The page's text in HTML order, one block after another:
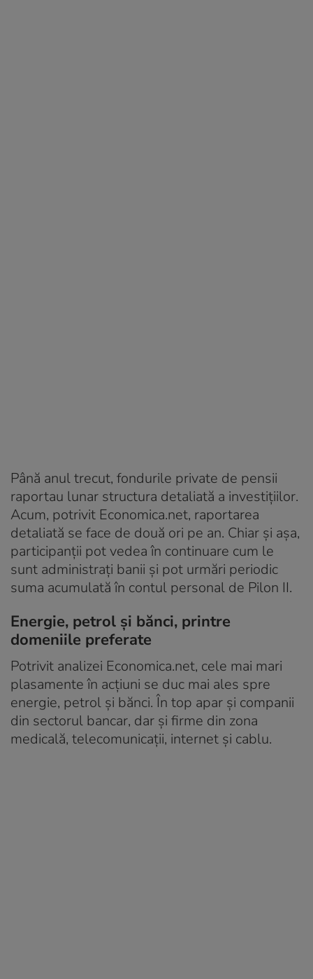
Până anul trecut, fondurile private de pensii
raportau lunar structura detaliată a investițiilor.
Acum, potrivit Economica.net, raportarea
detaliată se face de două ori pe an. Chiar și așa,
participanții pot vedea în continuare cum le
sunt administrați banii și pot urmări periodic
suma acumulată în contul personal de Pilon II.
Energie, petrol și bănci, printre
domeniile preferate
Potrivit analizei Economica.net, cele mai mari
plasamente în acțiuni se duc mai ales spre
energie, petrol și bănci. În top apar și companii
din sectorul bancar, dar și firme din zona
medicală, telecomunicații, internet și cablu.